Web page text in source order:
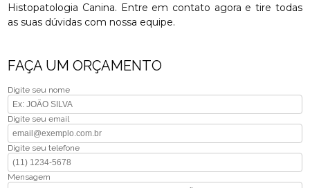
Histopatologia Canina. Entre em contato agora e tire todas
as suas dúvidas com nossa equipe.
FAÇA UM ORÇAMENTO
Digite seu nome
Digite seu email
Digite seu telefone
Mensagem